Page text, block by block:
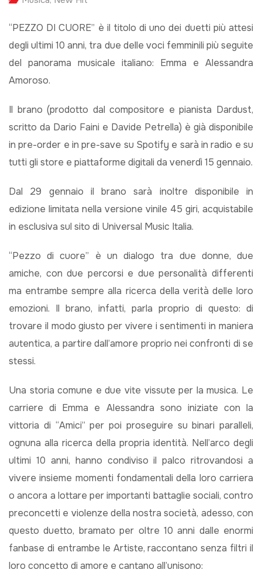
“PEZZO DI CUORE” è il titolo di uno dei duetti più attesi
degli ultimi 10 anni, tra due delle voci femminili più seguite
del panorama musicale italiano: Emma e Alessandra
Amoroso.
Il brano (prodotto dal compositore e pianista Dardust,
scritto da Dario Faini e Davide Petrella) è già disponibile
in pre-order e in pre-save su Spotify e sarà in radio e su
tutti gli store e piattaforme digitali da venerdì 15 gennaio.
Dal 29 gennaio il brano sarà inoltre disponibile in
edizione limitata nella versione vinile 45 giri, acquistabile
in esclusiva sul sito di Universal Music Italia.
“Pezzo di cuore” è un dialogo tra due donne, due
amiche, con due percorsi e due personalità differenti
ma entrambe sempre alla ricerca della verità delle loro
emozioni. Il brano, infatti, parla proprio di questo: di
trovare il modo giusto per vivere i sentimenti in maniera
autentica, a partire dall’amore proprio nei confronti di se
stessi.
Una storia comune e due vite vissute per la musica. Le
carriere di Emma e Alessandra sono iniziate con la
vittoria di “Amici” per poi proseguire su binari paralleli,
ognuna alla ricerca della propria identità. Nell’arco degli
ultimi 10 anni, hanno condiviso il palco ritrovandosi a
vivere insieme momenti fondamentali della loro carriera
o ancora a lottare per importanti battaglie sociali, contro
preconcetti e violenze della nostra società, adesso, con
questo duetto, bramato per oltre 10 anni dalle enormi
fanbase di entrambe le Artiste, raccontano senza filtri il
loro concetto di amore e cantano all’unisono: